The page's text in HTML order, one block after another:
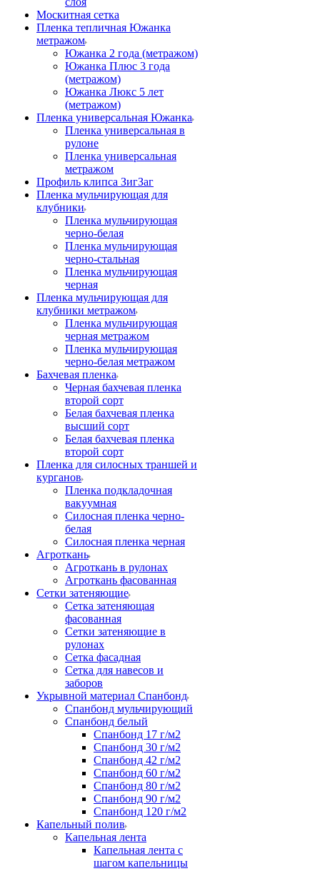
Москитная сетка
Пленка тепличная Южанка
метражом
Южанка 2 года (метражом)
Южанка Плюс 3 года
(метражом)
Южанка Люкс 5 лет
(метражом)
Пленка универсальная Южанка
Пленка универсальная в
рулоне
Пленка универсальная
метражом
Профиль клипса ЗигЗаг
Пленка мульчирующая для
клубники
Пленка мульчирующая
черно-белая
Пленка мульчирующая
черно-стальная
Пленка мульчирующая
черная
Пленка мульчирующая для
клубники метражом
Пленка мульчирующая
черная метражом
Пленка мульчирующая
черно-белая метражом
Бахчевая пленка
Черная бахчевая пленка
второй сорт
Белая бахчевая пленка
высший сорт
Белая бахчевая пленка
второй сорт
Пленка для силосных траншей и
курганов
Пленка подкладочная
вакуумная
Силосная пленка черно-
белая
Силосная пленка черная
Агроткань
Агроткань в рулонах
Агроткань фасованная
Сетки затеняющие
Сетка затеняющая
фасованная
Сетки затеняющие в
рулонах
Сетка фасадная
Сетка для навесов и
заборов
Укрывной материал Спанбонд
Спанбонд мульчирующий
Спанбонд белый
Спанбонд 17 г/м2
Спанбонд 30 г/м2
Спанбонд 42 г/м2
Спанбонд 60 г/м2
Спанбонд 80 г/м2
Спанбонд 90 г/м2
Спанбонд 120 г/м2
Капельный полив
Капельная лента
Капельная лента с
шагом капельницы